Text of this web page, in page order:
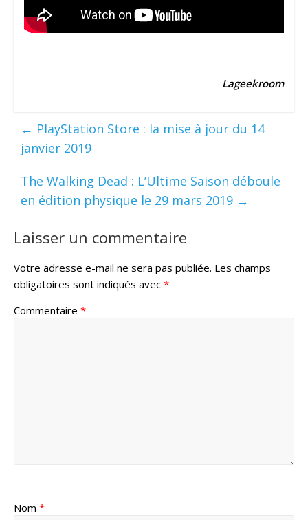
Lageekroom
← PlayStation Store : la mise à jour du 14
janvier 2019
The Walking Dead : L’Ultime Saison déboule
en édition physique le 29 mars 2019 →
Laisser un commentaire
Votre adresse e-mail ne sera pas publiée. Les champs
obligatoires sont indiqués avec *
Commentaire *
Nom *